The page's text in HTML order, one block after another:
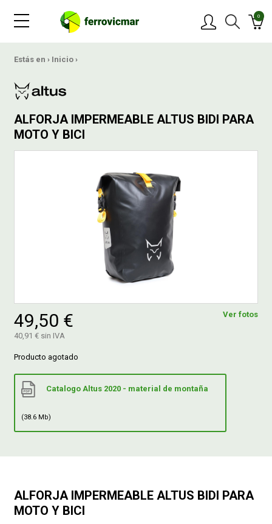
0
Estás en › Inicio ›
ALFORJA IMPERMEABLE ALTUS BIDI PARA
MOTO Y BICI
Ver fotos
49,50 €
40,91 € sin IVA
Producto agotado
Catalogo Altus 2020 - material de montaña
(38.6 Mb)
ALFORJA IMPERMEABLE ALTUS BIDI PARA
MOTO Y BICI
BLOG
CONTACTAR
FERROVICMAR
CATÁLOGOS
GUÍAS
DEVOLUCIONES